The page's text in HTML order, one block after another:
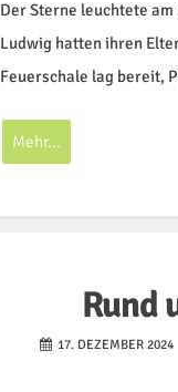
Der Sterne leuchtete
Ludwig hatten ihren
Feuerschale lag bereit,
Mehr...
Rund
17. DEZEMBER 2024